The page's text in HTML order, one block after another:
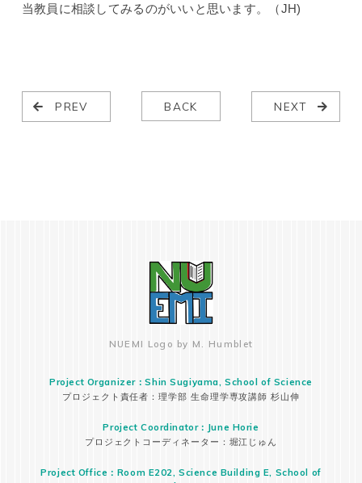
当教員に相談してみるのがいいと思います。（JH)
NEXT
BACK
PREV
NUEMI Logo by M. Humblet
Project Organizer：Shin Sugiyama, School of Science
プロジェクト責任者：理学部 生命理学専攻講師 杉山伸
Project Coordinator：June Horie
プロジェクトコーディネーター：堀江じゅん
Project Office：Room E202, Science Building E, School of